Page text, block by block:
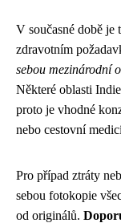
V současné době je
zdravotním
sebou mezinárodní
Některé oblasti
proto je vhodné
nebo cestovní
Pro případ ztráty
sebou fotokopie
od originálů.